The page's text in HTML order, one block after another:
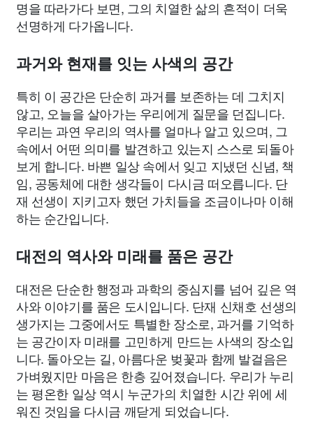
명을 따라가다 보면, 그의 치열한 삶의 흔적이 더욱
선명하게 다가옵니다.
과거와 현재를 잇는 사색의 공간
특히 이 공간은 단순히 과거를 보존하는 데 그치지
않고, 오늘을 살아가는 우리에게 질문을 던집니다.
우리는 과연 우리의 역사를 얼마나 알고 있으며, 그
속에서 어떤 의미를 발견하고 있는지 스스로 되돌아
보게 합니다. 바쁜 일상 속에서 잊고 지냈던 신념, 책
임, 공동체에 대한 생각들이 다시금 떠오릅니다. 단
재 선생이 지키고자 했던 가치들을 조금이나마 이해
하는 순간입니다.
대전의 역사와 미래를 품은 공간
대전은 단순한 행정과 과학의 중심지를 넘어 깊은 역
사와 이야기를 품은 도시입니다. 단재 신채호 선생의
생가지는 그중에서도 특별한 장소로, 과거를 기억하
는 공간이자 미래를 고민하게 만드는 사색의 장소입
니다. 돌아오는 길, 아름다운 벚꽃과 함께 발걸음은
가벼웠지만 마음은 한층 깊어졌습니다. 우리가 누리
는 평온한 일상 역시 누군가의 치열한 시간 위에 세
워진 것임을 다시금 깨닫게 되었습니다.